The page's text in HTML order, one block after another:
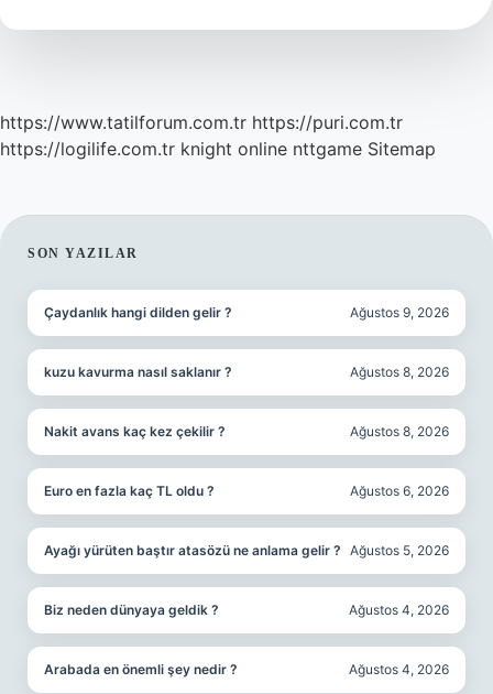
Aittir
https://www.tatilforum.com.tr https://puri.com.tr
https://logilife.com.tr knight online nttgame Sitemap
SIDEBAR
SON YAZILAR
Çaydanlık hangi dilden gelir ? Ağustos 9, 2026
kuzu kavurma nasıl saklanır ? Ağustos 8, 2026
Nakit avans kaç kez çekilir ? Ağustos 8, 2026
Euro en fazla kaç TL oldu ? Ağustos 6, 2026
Ayağı yürüten baştır atasözü ne anlama gelir ? Ağustos 5, 2026
Biz neden dünyaya geldik ? Ağustos 4, 2026
Arabada en önemli şey nedir ? Ağustos 4, 2026